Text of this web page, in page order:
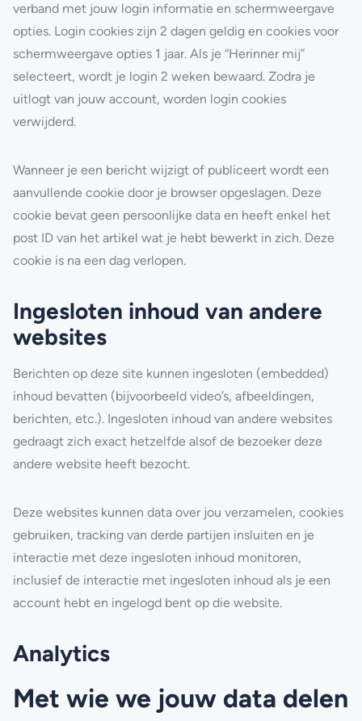
verband met jouw login informatie en schermweergave
opties. Login cookies zijn 2 dagen geldig en cookies voor
schermweergave opties 1 jaar. Als je “Herinner mij”
selecteert, wordt je login 2 weken bewaard. Zodra je
uitlogt van jouw account, worden login cookies
verwijderd.
Wanneer je een bericht wijzigt of publiceert wordt een
aanvullende cookie door je browser opgeslagen. Deze
cookie bevat geen persoonlijke data en heeft enkel het
post ID van het artikel wat je hebt bewerkt in zich. Deze
cookie is na een dag verlopen.
Ingesloten inhoud van andere
websites
Berichten op deze site kunnen ingesloten (embedded)
inhoud bevatten (bijvoorbeeld video’s, afbeeldingen,
berichten, etc.). Ingesloten inhoud van andere websites
gedraagt zich exact hetzelfde alsof de bezoeker deze
andere website heeft bezocht.
Deze websites kunnen data over jou verzamelen, cookies
gebruiken, tracking van derde partijen insluiten en je
interactie met deze ingesloten inhoud monitoren,
inclusief de interactie met ingesloten inhoud als je een
account hebt en ingelogd bent op die website.
Analytics
Met wie we jouw data delen